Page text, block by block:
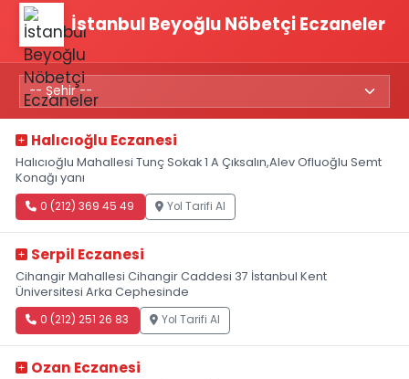
İstanbul Beyoğlu Nöbetçi Eczaneler
Halıcıoğlu Eczanesi
Halıcıoğlu Mahallesi Tunç Sokak 1 A Çıksalın,Alev Ofluoğlu Semt
Konağı yanı
0 (212) 369 45 49 Yol Tarifi Al
Serpil Eczanesi
Cihangir Mahallesi Cihangir Caddesi 37 İstanbul Kent
Üniversitesi Arka Cephesinde
0 (212) 251 26 83 Yol Tarifi Al
Ozan Eczanesi